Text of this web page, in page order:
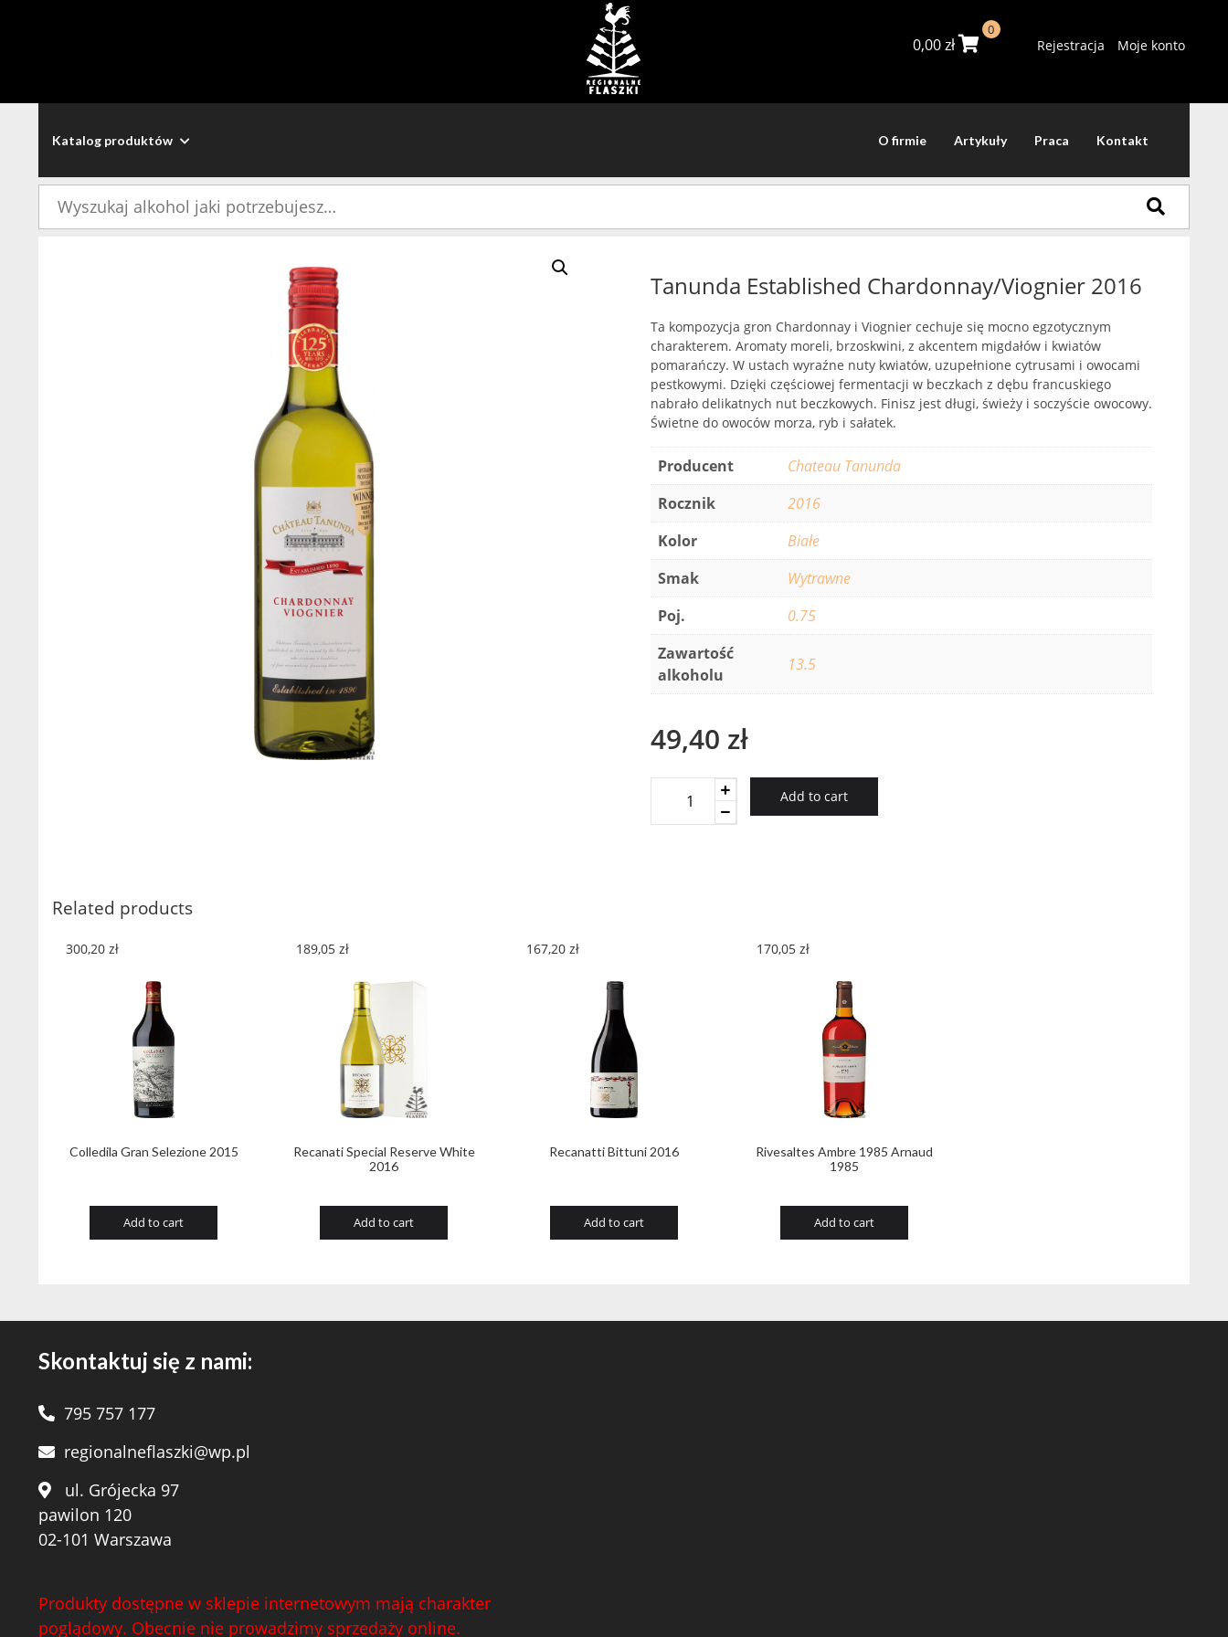
0,00zł
0
Rejestracja Moje konto
Katalog produktów O firmie Artykuły Praca Kontakt
Tanunda Established Chardonnay/Viognier 2016
Ta kompozycja gron Chardonnay i Viognier cechuje się mocno egzotycznym
charakterem. Aromaty moreli, brzoskwini, z akcentem migdałów i kwiatów
pomarańczy. W ustach wyraźne nuty kwiatów, uzupełnione cytrusami i owocami
pestkowymi. Dzięki częściowej fermentacji w beczkach z dębu francuskiego
nabrało delikatnych nut beczkowych. Finisz jest długi, świeży i soczyście owocowy.
Świetne do owoców morza, ryb i sałatek.
Producent
Chateau Tanunda
Rocznik
2016
Kolor
Białe
Smak
Wytrawne
Poj.
0.75
Zawartość
alkoholu
13.5
49,40 zł
Established
Add to cart
Related products
Colledila Gran Selezione 2015
300,20 zł
Add to cart
Recanati Special Reserve White
2016
189,05 zł
Add to cart
Recanatti Bittuni 2016
167,20 zł
Add to cart
Rivesaltes Ambre 1985 Arnaud
1985
170,05 zł
Add to cart
Skontaktuj się z nami:
795 757 177
regionalneflaszki@wp.pl
ul. Grójecka 97
pawilon 120
02-101 Warszawa
Produkty dostępne w sklepie internetowym mają charakter
poglądowy. Obecnie nie prowadzimy sprzedaży online.